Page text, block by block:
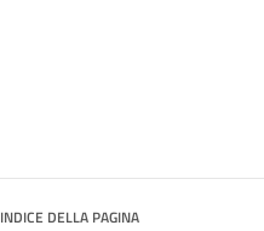
INDICE DELLA PAGINA